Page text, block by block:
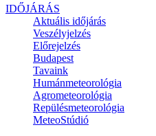
IDŐJÁRÁS
Aktuális időjárás
Veszélyjelzés
Előrejelzés
Budapest
Tavaink
Humánmeteorológia
Agrometeorológia
Repülésmeteorológia
MeteoStúdió